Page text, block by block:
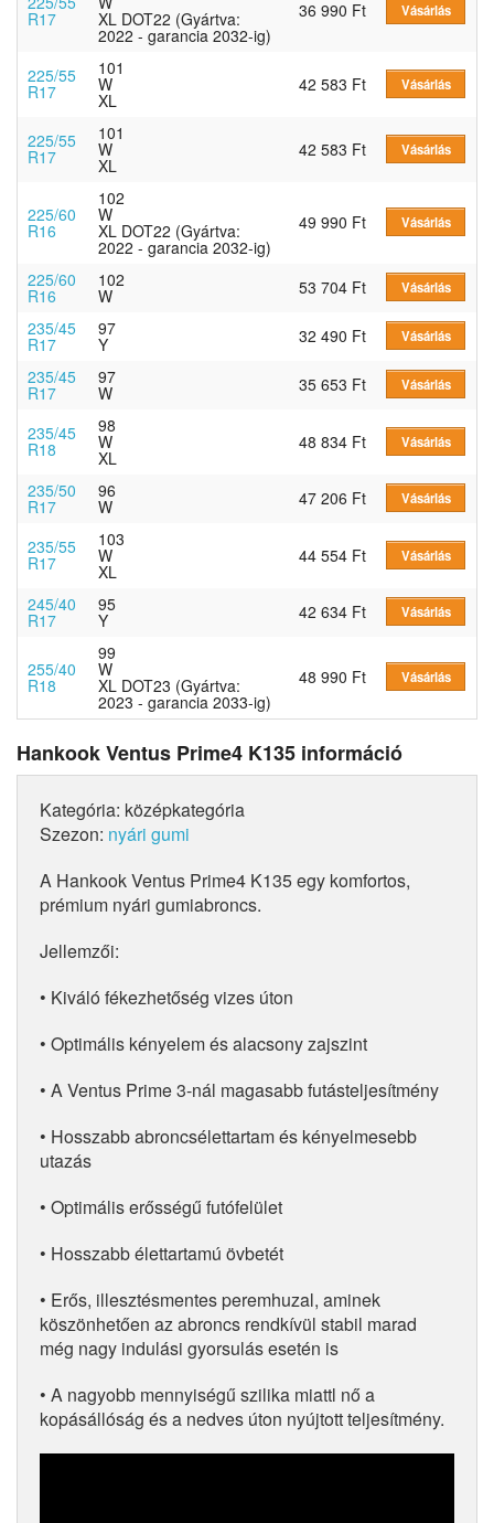
R17 XL DOT22 (Gyártva:
2022 - garancia 2032-ig)
36 990 Ft Vásárlás
225/55
R17
101
W
XL
42 583 Ft Vásárlás
225/55
R17
101
W
XL
42 583 Ft Vásárlás
225/60
R16
102
W
XL DOT22 (Gyártva:
2022 - garancia 2032-ig)
49 990 Ft Vásárlás
225/60
R16
102
W 53 704 Ft Vásárlás
235/45
R17
97
Y 32 490 Ft Vásárlás
235/45
R17
97
W 35 653 Ft Vásárlás
235/45
R18
98
W
XL
48 834 Ft Vásárlás
235/50
R17
96
W 47 206 Ft Vásárlás
235/55
R17
103
W
XL
44 554 Ft Vásárlás
245/40
R17
95
Y 42 634 Ft Vásárlás
255/40
R18
99
W
XL DOT23 (Gyártva:
2023 - garancia 2033-ig)
48 990 Ft Vásárlás
Hankook Ventus Prime4 K135 információ
Kategória: középkategória
Szezon: nyári gumi
A Hankook Ventus Prime4 K135 egy komfortos,
prémium nyári gumiabroncs.
Jellemzői:
• Kiváló fékezhetőség vizes úton
• Optimális kényelem és alacsony zajszint
• A Ventus Prime 3-nál magasabb futásteljesítmény
• Hosszabb abroncsélettartam és kényelmesebb
utazás
• Optimális erősségű futófelület
• Hosszabb élettartamú övbetét
• Erős, illesztésmentes peremhuzal, aminek
köszönhetően az abroncs rendkívül stabil marad
még nagy indulási gyorsulás esetén is
• A nagyobb mennyiségű szilika miattl nő a
kopásállóság és a nedves úton nyújtott teljesítmény.